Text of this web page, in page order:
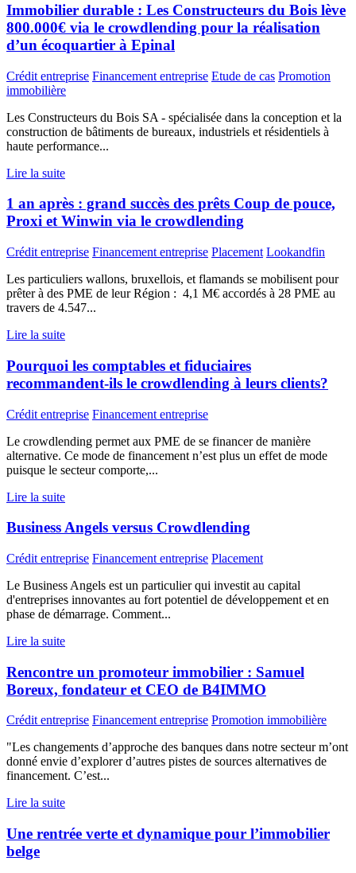
Immobilier durable : Les Constructeurs du Bois lève
800.000€ via le crowdlending pour la réalisation
d’un écoquartier à Epinal
Crédit entreprise Financement entreprise Etude de cas Promotion
immobilière
Les Constructeurs du Bois SA - spécialisée dans la conception et la
construction de bâtiments de bureaux, industriels et résidentiels à
haute performance...
Lire la suite
1 an après : grand succès des prêts Coup de pouce,
Proxi et Winwin via le crowdlending
Crédit entreprise Financement entreprise Placement Lookandfin
Les particuliers wallons, bruxellois, et flamands se mobilisent pour
prêter à des PME de leur Région : 4,1 M€ accordés à 28 PME au
travers de 4.547...
Lire la suite
Pourquoi les comptables et fiduciaires
recommandent-ils le crowdlending à leurs clients?
Crédit entreprise Financement entreprise
Le crowdlending permet aux PME de se financer de manière
alternative. Ce mode de financement n’est plus un effet de mode
puisque le secteur comporte,...
Lire la suite
Business Angels versus Crowdlending
Crédit entreprise Financement entreprise Placement
Le Business Angels est un particulier qui investit au capital
d'entreprises innovantes au fort potentiel de développement et en
phase de démarrage. Comment...
Lire la suite
Rencontre un promoteur immobilier : Samuel
Boreux, fondateur et CEO de B4IMMO
Crédit entreprise Financement entreprise Promotion immobilière
"Les changements d’approche des banques dans notre secteur m’ont
donné envie d’explorer d’autres pistes de sources alternatives de
financement. C’est...
Lire la suite
Une rentrée verte et dynamique pour l’immobilier
belge